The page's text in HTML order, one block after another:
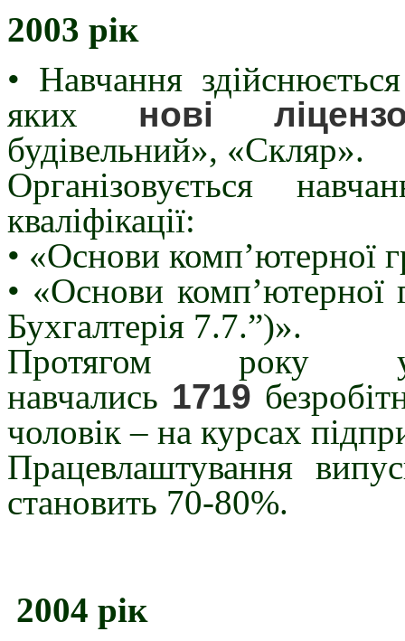
2003 рік
• Навчання
яких нові
будівельний», «Скляр».
Організовується
кваліфікації:
• «Основи комп’ютерної
• «Основи комп’ютерної
Бухгалтерія 7.7.”)».
Протягом року
навчались 1719
чоловік – на курсах
Працевлаштування
становить 70-80%.
2004 рік